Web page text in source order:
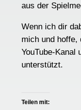
aus der
Wenn ich dir
mich und hoffe,
YouTube-Kanal
unterstützt.
Teilen mit: